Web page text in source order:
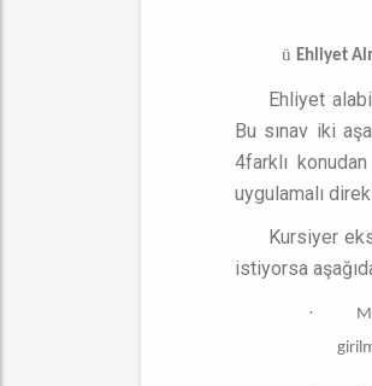
ü Ehliyet
Ehliyet
Bu sınav iki
4farklı
uygulamalı
Kursiyer
istiyorsa
·